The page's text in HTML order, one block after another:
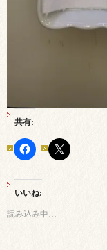
共有:
いいね:
読み込み中…